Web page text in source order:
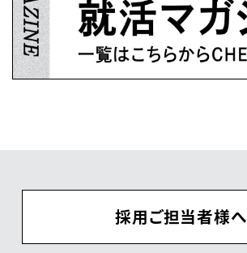
採用ご担当者様へ